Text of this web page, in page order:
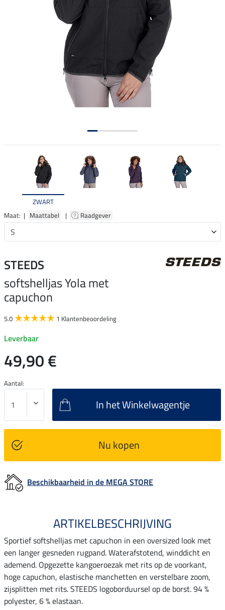
ZWART
Maat: | Maattabel | Raadgever
STEEDS
softshelljas Yola met
capuchon
5.0 1 Klantenbeoordeling
Leverbaar
49,90 €
Aantal:
In het Winkelwagentje
Nu kopen
Beschikbaarheid in de MEGA STORE
ARTIKELBESCHRIJVING
Sportief softshelljas met capuchon in een oversized look met
een langer gesneden rugpand. Waterafstotend, winddicht en
ademend. Opgezette kangoeroezak met rits op de voorkant,
hoge capuchon, elastische manchetten en verstelbare zoom,
zijsplitten met rits. STEEDS logoborduursel op de borst. 94 %
polyester, 6 % elastaan.